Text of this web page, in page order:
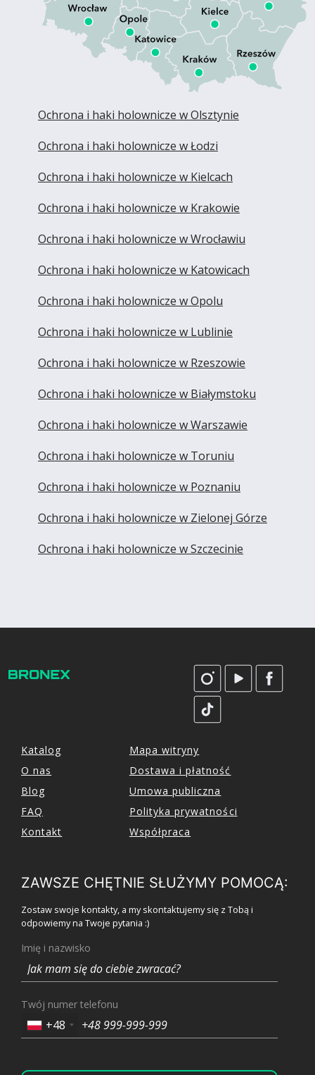
Ochrona i haki holownicze w Olsztynie
Ochrona i haki holownicze w Łodzi
Ochrona i haki holownicze w Kielcach
Ochrona i haki holownicze w Krakowie
Ochrona i haki holownicze w Wrocławiu
Ochrona i haki holownicze w Katowicach
Ochrona i haki holownicze w Opolu
Ochrona i haki holownicze w Lublinie
Ochrona i haki holownicze w Rzeszowie
Ochrona i haki holownicze w Białymstoku
Ochrona i haki holownicze w Warszawie
Ochrona i haki holownicze w Toruniu
Ochrona i haki holownicze w Poznaniu
Ochrona i haki holownicze w Zielonej Górze
Ochrona i haki holownicze w Szczecinie
Katalog
O nas
Blog
FAQ
Kontakt
Mapa witryny
Dostawa i płatność
Umowa publiczna
Polityka prywatności
Współpraca
ZAWSZE CHĘTNIE SŁUŻYMY POMOCĄ:
Zostaw swoje kontakty, a my skontaktujemy się z Tobą i
odpowiemy na Twoje pytania :)
Imię i nazwisko
Twój numer telefonu
+48